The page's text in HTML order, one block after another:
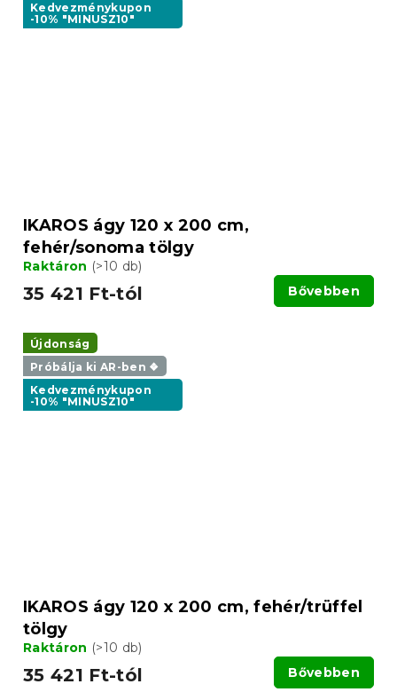
Kedvezménykupon
-10% "MINUSZ10"
IKAROS ágy 120 x 200 cm,
fehér/sonoma tölgy
Raktáron (>10 db)
35 421 Ft-tól Bővebben
Újdonság
Próbálja ki AR-ben ❖
Kedvezménykupon
-10% "MINUSZ10"
IKAROS ágy 120 x 200 cm, fehér/trüffel
tölgy
Raktáron (>10 db)
35 421 Ft-tól Bővebben